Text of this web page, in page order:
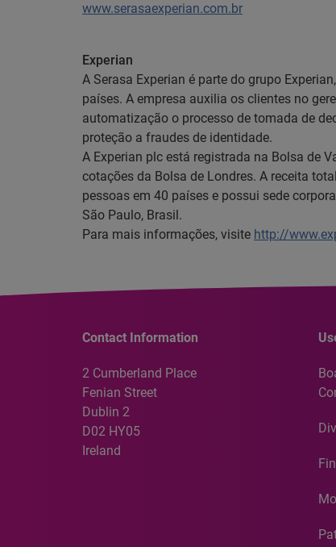
www.serasaexperian.com.br
Experian
A Serasa Experian é parte do grupo
países. A empresa auxilia os clientes no
automatização o processo de tomada de
proteção a fraudes de identidade.
A Experian plc está registrada na Bolsa de
cotações da Bolsa de Londres. A receita
pessoas em 40 países e possui sede
São Paulo, Brasil.
Para mais informações, visite http://
Contact Information
2 Cumberland Place
Fenian Street
Dublin 2
D02 HY05
Ireland